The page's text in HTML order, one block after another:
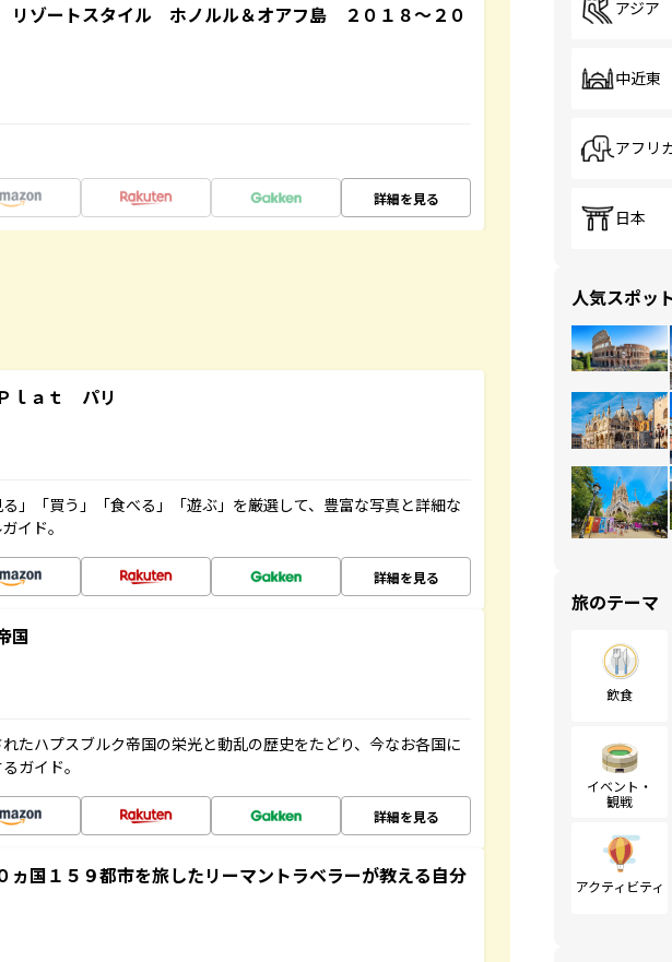
ゾートスタイル ホノルル＆オアフ島 ２０１８～２０
詳細を見る
ｌａｔ パリ
」「買う」「食べる」「遊ぶ」を厳選して、豊富な写真と詳細な
イド。
詳細を見る
国
れたハプスブルク帝国の栄光と動乱の歴史をたどり、今なお各国に
ガイド。
詳細を見る
国１５９都市を旅したリーマントラベラーが教える自分
アジア
中近東
アフリ
日本
人気スポッ
旅のテーマ
飲食
イベント・
観戦
アクティビティ